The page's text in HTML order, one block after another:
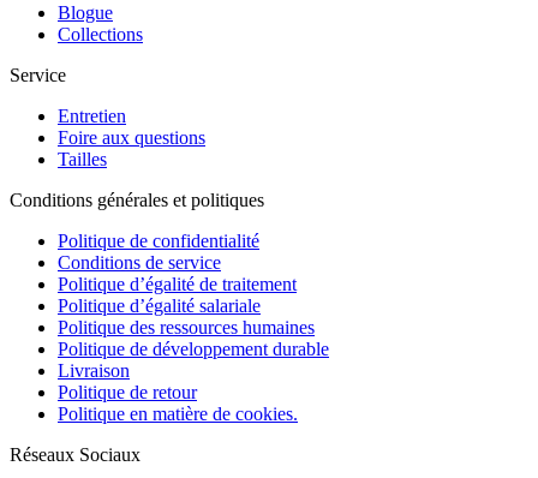
Blogue
Collections
Service
Entretien
Foire aux questions
Tailles
Conditions générales et politiques
Politique de confidentialité
Conditions de service
Politique d’égalité de traitement
Politique d’égalité salariale
Politique des ressources humaines
Politique de développement durable
Livraison
Politique de retour
Politique en matière de cookies.
Réseaux Sociaux